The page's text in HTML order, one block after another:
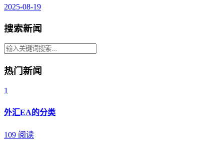
2025-08-19
搜索新闻
热门新闻
1
外汇EA的分类
109 阅读